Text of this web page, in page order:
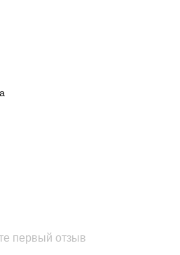
первый отзыв